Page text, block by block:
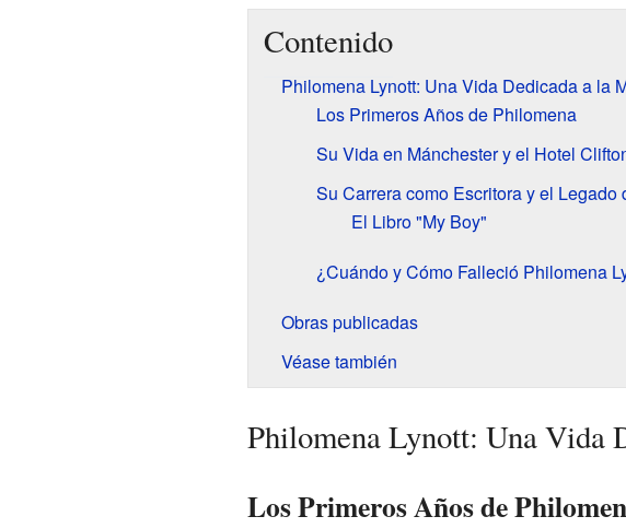
Contenido
Philomena Lynott: Una Vida Dedicada a la
Los Primeros Años de Philomena
Su Vida en Mánchester y el Hotel
Su Carrera como Escritora y el Legado
El Libro "My Boy"
¿Cuándo y Cómo Falleció Philomena
Obras publicadas
Véase también
Philomena Lynott: Una Vida
Los Primeros Años de